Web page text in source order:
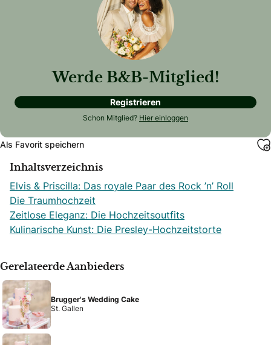
Werde B&B-Mitglied!
Registrieren
Schon Mitglied? Hier einloggen
Als Favorit speichern
Inhaltsverzeichnis
Elvis & Priscilla: Das royale Paar des Rock ’n’ Roll
Die Traumhochzeit
Zeitlose Eleganz: Die Hochzeitsoutfits
Kulinarische Kunst: Die Presley-Hochzeitstorte
Gerelateerde Aanbieders
Brugger's Wedding Cake
St. Gallen